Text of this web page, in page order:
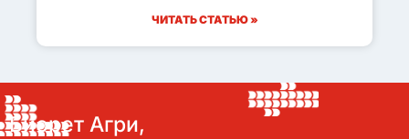
ЧИТАТЬ СТАТЬЮ »
Биорет Агри,